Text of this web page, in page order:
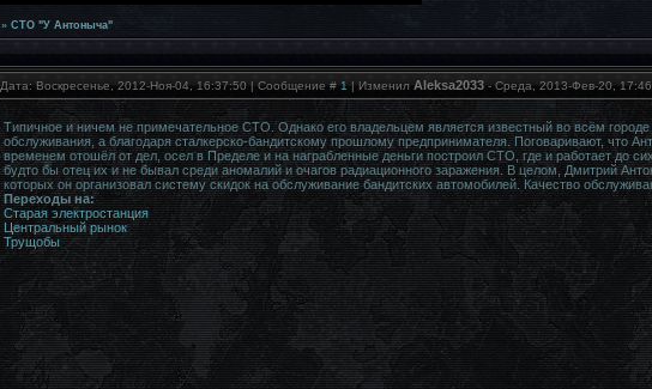
» СТО "У Антоныча"
Дата: Воскресенье, 2012-Ноя-04, 16:37:50 | Сообщение # 1 | Изменил Aleksa2033- Среда, 2013-Фев-20,
Типичное и ничем не примечательное СТО. Однако его владельцем является известный во всём
обслуживания, а благодаря сталкерско-бандитскому прошлому предпринимателя. Поговаривают, что
временем отошёл от дел, осел в Пределе и на награбленные деньги построил СТО, где и работает до
будто бы отец их и не бывал среди аномалий и очагов радиационного заражения. В целом, Дмитрий
которых он организовал систему скидок на обслуживание бандитских автомобилей. Качество
Переходы на:
Старая электростанция
Центральный рынок
Трущобы